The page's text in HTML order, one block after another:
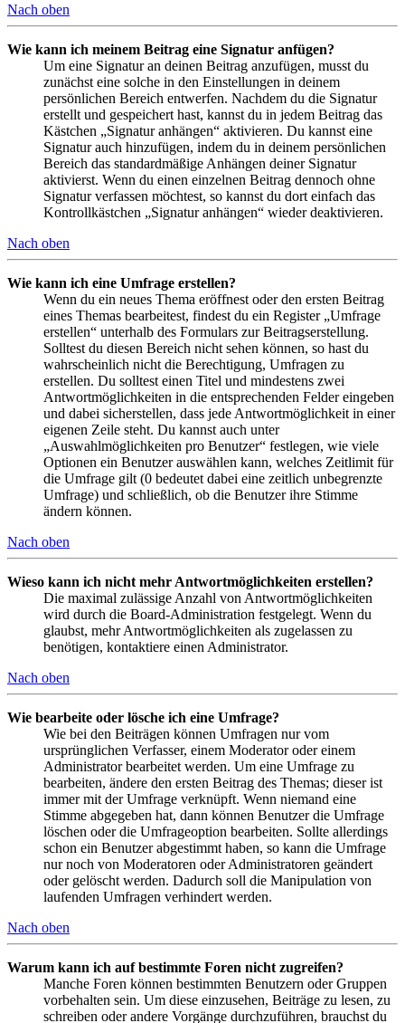
Nach oben
Wie kann ich meinem Beitrag eine Signatur anfügen?
Um eine Signatur an deinen Beitrag anzufügen, musst du
zunächst eine solche in den Einstellungen in deinem
persönlichen Bereich entwerfen. Nachdem du die Signatur
erstellt und gespeichert hast, kannst du in jedem Beitrag das
Kästchen „Signatur anhängen“ aktivieren. Du kannst eine
Signatur auch hinzufügen, indem du in deinem persönlichen
Bereich das standardmäßige Anhängen deiner Signatur
aktivierst. Wenn du einen einzelnen Beitrag dennoch ohne
Signatur verfassen möchtest, so kannst du dort einfach das
Kontrollkästchen „Signatur anhängen“ wieder deaktivieren.
Nach oben
Wie kann ich eine Umfrage erstellen?
Wenn du ein neues Thema eröffnest oder den ersten Beitrag
eines Themas bearbeitest, findest du ein Register „Umfrage
erstellen“ unterhalb des Formulars zur Beitragserstellung.
Solltest du diesen Bereich nicht sehen können, so hast du
wahrscheinlich nicht die Berechtigung, Umfragen zu
erstellen. Du solltest einen Titel und mindestens zwei
Antwortmöglichkeiten in die entsprechenden Felder eingeben
und dabei sicherstellen, dass jede Antwortmöglichkeit in einer
eigenen Zeile steht. Du kannst auch unter
„Auswahlmöglichkeiten pro Benutzer“ festlegen, wie viele
Optionen ein Benutzer auswählen kann, welches Zeitlimit für
die Umfrage gilt (0 bedeutet dabei eine zeitlich unbegrenzte
Umfrage) und schließlich, ob die Benutzer ihre Stimme
ändern können.
Nach oben
Wieso kann ich nicht mehr Antwortmöglichkeiten erstellen?
Die maximal zulässige Anzahl von Antwortmöglichkeiten
wird durch die Board-Administration festgelegt. Wenn du
glaubst, mehr Antwortmöglichkeiten als zugelassen zu
benötigen, kontaktiere einen Administrator.
Nach oben
Wie bearbeite oder lösche ich eine Umfrage?
Wie bei den Beiträgen können Umfragen nur vom
ursprünglichen Verfasser, einem Moderator oder einem
Administrator bearbeitet werden. Um eine Umfrage zu
bearbeiten, ändere den ersten Beitrag des Themas; dieser ist
immer mit der Umfrage verknüpft. Wenn niemand eine
Stimme abgegeben hat, dann können Benutzer die Umfrage
löschen oder die Umfrageoption bearbeiten. Sollte allerdings
schon ein Benutzer abgestimmt haben, so kann die Umfrage
nur noch von Moderatoren oder Administratoren geändert
oder gelöscht werden. Dadurch soll die Manipulation von
laufenden Umfragen verhindert werden.
Nach oben
Warum kann ich auf bestimmte Foren nicht zugreifen?
Manche Foren können bestimmten Benutzern oder Gruppen
vorbehalten sein. Um diese einzusehen, Beiträge zu lesen, zu
schreiben oder andere Vorgänge durchzuführen, brauchst du